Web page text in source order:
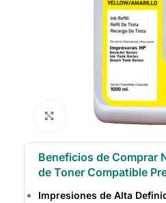
Click to enlarge
Beneficios de Comprar
de Toner Compatible
Impresiones de Alta